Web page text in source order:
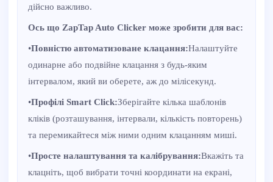
дійсно важливо.
Ось що ZapTap Auto Clicker може зробити для вас:
•Повністю автоматизоване клацання:Налаштуйте
одинарне або подвійне клацання з будь-яким
інтервалом, який ви оберете, аж до мілісекунд.
•Профілі Smart Click:Зберігайте кілька шаблонів
кліків (розташування, інтервали, кількість повторень)
та перемикайтеся між ними одним клацанням миші.
•Просте налаштування та калібрування:Вкажіть та
клацніть, щоб вибрати точні координати на екрані,